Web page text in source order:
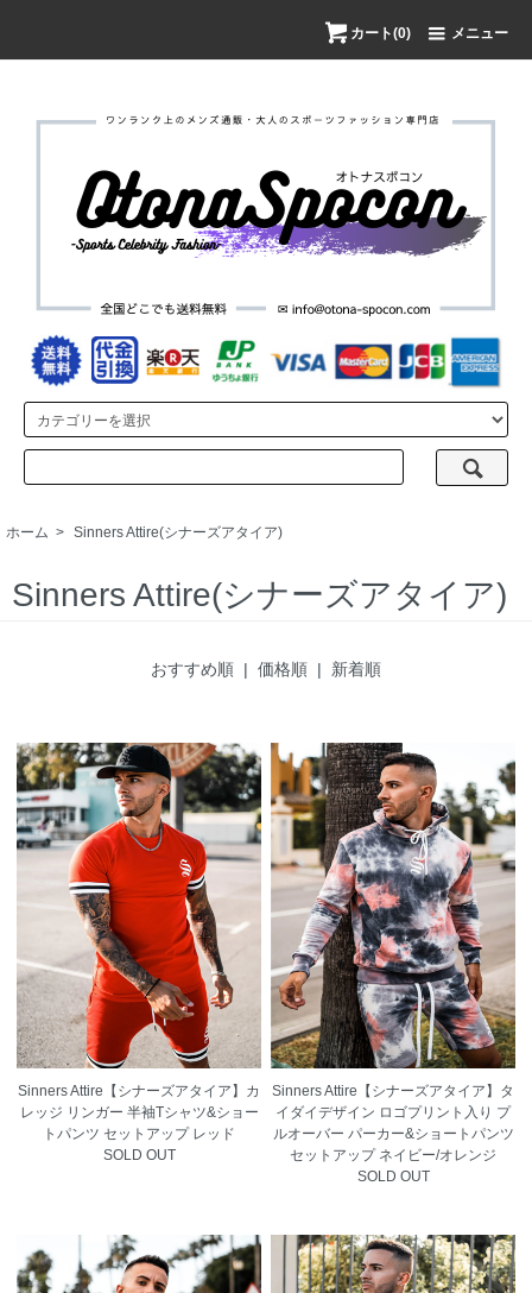
カート(0) メニュー
ホーム > Sinners Attire(シナーズアタイア)
Sinners Attire(シナーズアタイア)
おすすめ順 | 価格順 | 新着順
Sinners Attire【シナーズアタイア】カ
レッジ リンガー 半袖Tシャツ&ショー
トパンツ セットアップ レッド
SOLD OUT
Sinners Attire【シナーズアタイア】タ
イダイデザイン ロゴプリント入り プ
ルオーバー パーカー&ショートパンツ
セットアップ ネイビー/オレンジ
SOLD OUT